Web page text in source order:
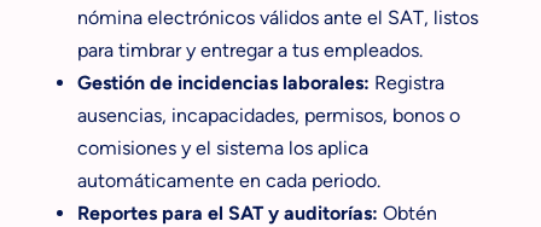
nómina electrónicos válidos ante el SAT, listos
para timbrar y entregar a tus empleados.
Gestión de incidencias laborales: Registra
ausencias, incapacidades, permisos, bonos o
comisiones y el sistema los aplica
automáticamente en cada periodo.
Reportes para el SAT y auditorías: Obtén